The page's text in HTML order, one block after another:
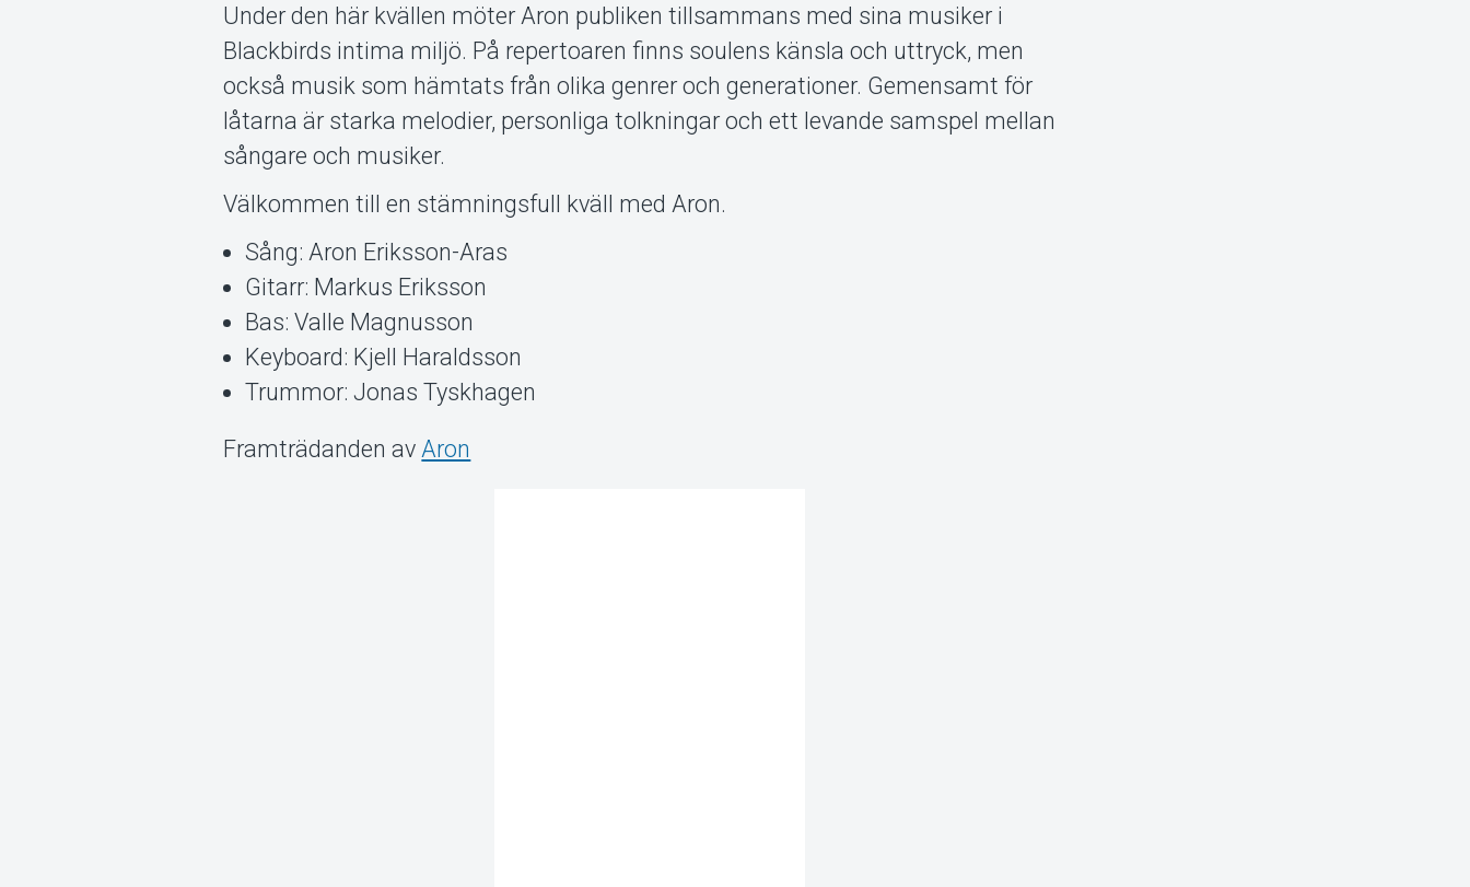
Under den här kvällen möter Aron publiken tillsammans med sina musiker i
Blackbirds intima miljö. På repertoaren finns soulens känsla och uttryck, men
också musik som hämtats från olika genrer och generationer. Gemensamt för
låtarna är starka melodier, personliga tolkningar och ett levande samspel mellan
sångare och musiker.
Välkommen till en stämningsfull kväll med Aron.
Sång: Aron Eriksson-Aras
Gitarr: Markus Eriksson
Bas: Valle Magnusson
Keyboard: Kjell Haraldsson
Trummor: Jonas Tyskhagen
Framträdanden av Aron